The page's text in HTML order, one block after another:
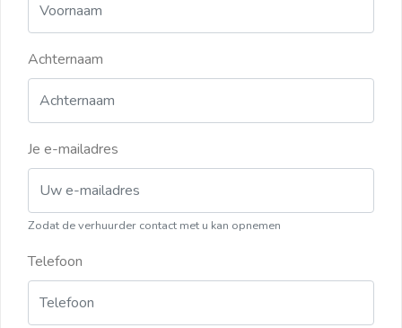
Achternaam
Je e-mailadres
Zodat de verhuurder contact met u kan opnemen
Telefoon